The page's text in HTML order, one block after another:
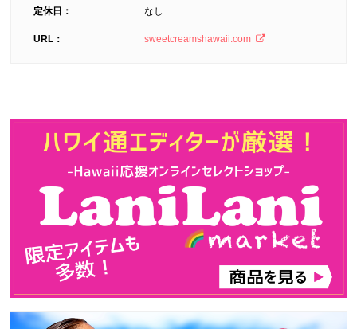
定休日： なし
URL： sweetcreamshawaii.com